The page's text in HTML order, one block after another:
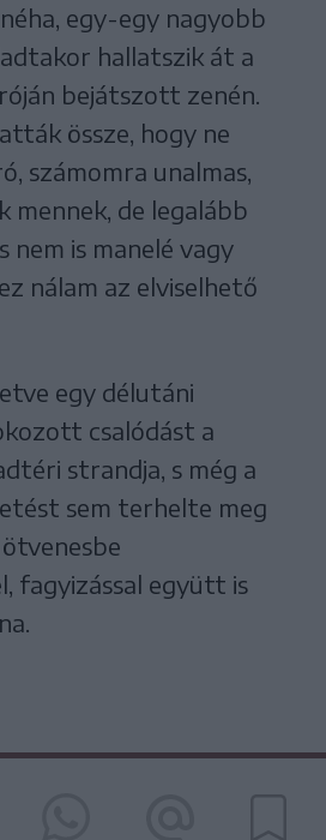
egy-egy nagyobb
hallatszik át a
bejátszott zenén.
össze, hogy ne
számomra unalmas,
mennek, de legalább
nem is manelé vagy
nálam az elviselhető
egy délutáni
csalódást a
strandja, s még a
sem terhelte meg
fagyizással együtt is